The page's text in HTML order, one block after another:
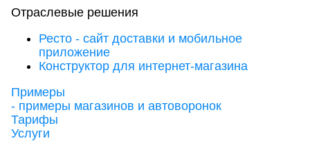
Отраслевые решения
Ресто - сайт доставки и мобильное
приложение
Конструктор для интернет-магазина
Примеры
- примеры магазинов и автоворонок
Тарифы
Услуги